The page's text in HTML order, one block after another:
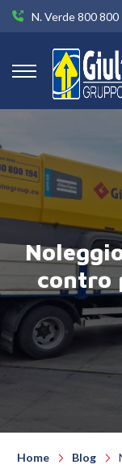
N. Verde 800 800
contro
Home Blog